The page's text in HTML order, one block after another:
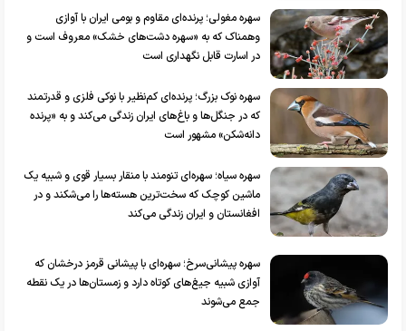
سهره مغولی؛ پرنده‌ای مقاوم و بومی ایران با آوازی
وهمناک که به «سهره دشت‌های خشک» معروف است و
در اسارت قابل نگهداری است
سهره نوک بزرگ؛ پرنده‌ای کم‌نظیر با نوکی فلزی و قدرتمند
که در جنگل‌ها و باغ‌های ایران زندگی می‌کند و به «پرنده
دانه‌شکن» مشهور است
سهره سیاه؛ سهره‌ای تنومند با منقار بسیار قوی و شبیه یک
ماشین کوچک که سخت‌ترین هسته‌ها را می‌شکند و در
افغانستان و ایران زندگی می‌کند
سهره پیشانی‌سرخ؛ سهره‌ای با پیشانی قرمز درخشان که
آوازی شبیه جیغ‌های کوتاه دارد و زمستان‌ها در یک نقطه
جمع می‌شوند